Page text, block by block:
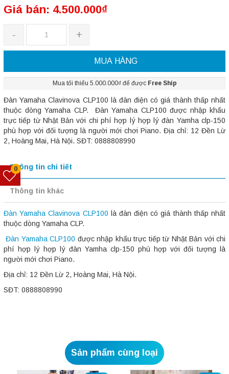
Giá bán: 4.500.000₫
- +
MUA HÀNG
Mua tối thiểu 5.000.000₫ để được Free Ship
Đàn Yamaha Clavinova CLP100 là đàn điện có giá thành thấp nhất
thuộc dòng Yamaha CLP. Đàn Yamaha CLP100 được nhập khẩu
trực tiếp từ Nhật Bản với chi phí hợp lý hợp lý đàn Yamha clp-150
phù hợp với đối tượng là người mới chơi Piano. Địa chỉ: 12 Đền Lừ
2, Hoàng Mai, Hà Nội. SĐT: 0888808990
Thông tin chi tiết
Thông tin khác
Đàn Yamaha Clavinova CLP100 là đàn điện có giá thành thấp nhất
thuộc dòng Yamaha CLP.
Đàn Yamaha CLP100 được nhập khẩu trực tiếp từ Nhật Bản với chi
phí hợp lý hợp lý đàn Yamha clp-150 phù hợp với đối tượng là
người mới chơi Piano.
Địa chỉ: 12 Đền Lừ 2, Hoàng Mai, Hà Nội.
SĐT: 0888808990
Sản phẩm cùng loại
0